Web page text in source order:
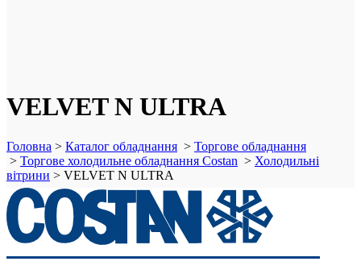
VELVET N ULTRA
Головна > Каталог обладнання > Торгове обладнання
> Торгове холодильне обладнання Costan > Холодильні
вітрини > VELVET N ULTRA